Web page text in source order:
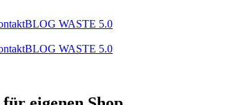
BLOG WASTE 5.0
BLOG WASTE 5.0